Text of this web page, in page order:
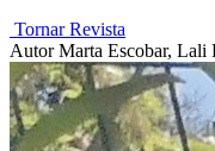
Tornar Revista
Autor Marta Escobar, Lali